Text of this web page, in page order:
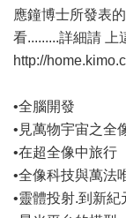
應鐘博士所發表
看.........詳細請 上
http://
•全腦開發
•見萬物宇宙之全
•在超全像中旅行
•全像科技與萬法
•靈體投射.到新紀